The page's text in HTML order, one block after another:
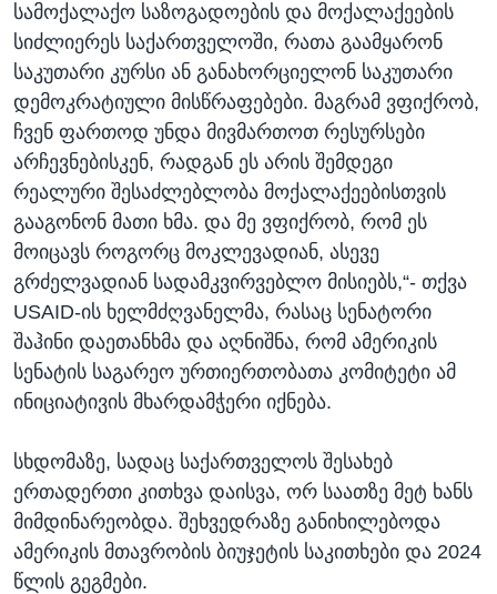
სამოქალაქო საზოგადოების და მოქალაქეების
სიძლიერეს საქართველოში, რათა გაამყარონ
საკუთარი კურსი ან განახორციელონ საკუთარი
დემოკრატიული მისწრაფებები. მაგრამ ვფიქრობ,
ჩვენ ფართოდ უნდა მივმართოთ რესურსები
არჩევნებისკენ, რადგან ეს არის შემდეგი
რეალური შესაძლებლობა მოქალაქეებისთვის
გააგონონ მათი ხმა. და მე ვფიქრობ, რომ ეს
მოიცავს როგორც მოკლევადიან, ასევე
გრძელვადიან სადამკვირვებლო მისიებს,“- თქვა
USAID-ის ხელმძღვანელმა, რასაც სენატორი
შაჰინი დაეთანხმა და აღნიშნა, რომ ამერიკის
სენატის საგარეო ურთიერთობათა კომიტეტი ამ
ინიციატივის მხარდამჭერი იქნება.
სხდომაზე, სადაც საქართველოს შესახებ
ერთადერთი კითხვა დაისვა, ორ საათზე მეტ ხანს
მიმდინარეობდა. შეხვედრაზე განიხილებოდა
ამერიკის მთავრობის ბიუჯეტის საკითხები და 2024
წლის გეგმები.